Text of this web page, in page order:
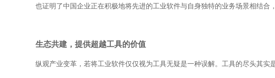
也证明了中国企业正在积极地将先进的工业软件与自身独特的业务场景相结合，
生态共建，提供超越工具的价值
纵观产业变革，若将工业软件仅仅视为工具无疑是一种误解。工具的尽头其实